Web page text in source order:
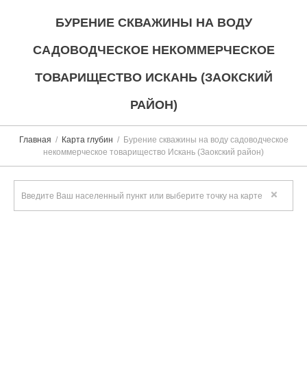
БУРЕНИЕ СКВАЖИНЫ НА ВОДУ
САДОВОДЧЕСКОЕ НЕКОММЕРЧЕСКОЕ
ТОВАРИЩЕСТВО ИСКАНЬ (ЗАОКСКИЙ
РАЙОН)
Главная Карта глубин
Бурение скважины на воду садоводческое
некоммерческое товарищество Искань (Заокский район)